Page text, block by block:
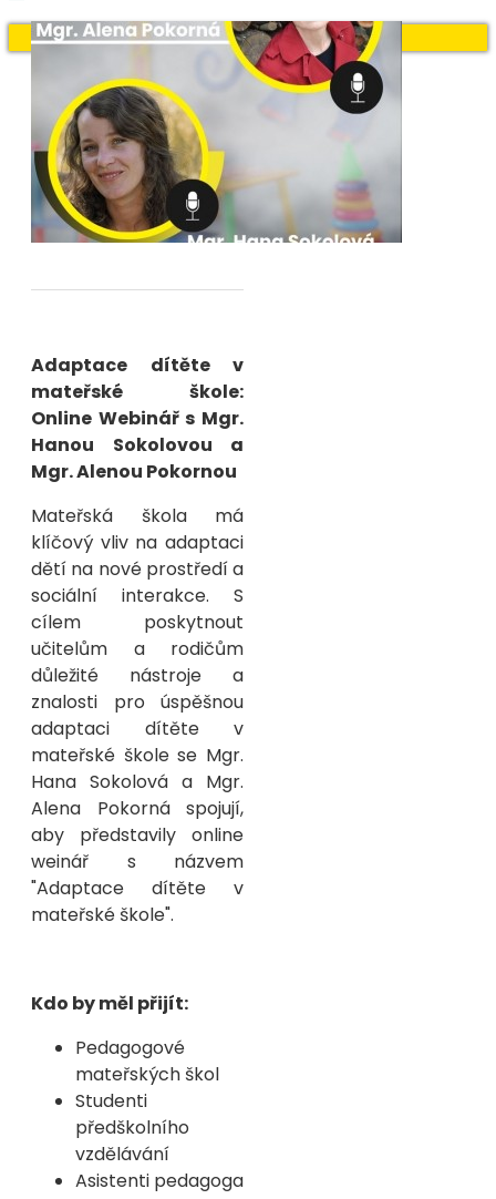
Váš nákupní košík je prázdný!
Adaptace dítěte v
mateřské škole:
Online Webinář s Mgr.
Hanou Sokolovou a
Mgr. Alenou Pokornou
Mateřská škola má
klíčový vliv na adaptaci
dětí na nové prostředí a
sociální interakce. S
cílem poskytnout
učitelům a rodičům
důležité nástroje a
znalosti pro úspěšnou
adaptaci dítěte v
mateřské škole se Mgr.
Hana Sokolová a Mgr.
Alena Pokorná spojují,
aby představily online
weinář s názvem
"Adaptace dítěte v
mateřské škole".
Kdo by měl přijít:
Pedagogové
mateřských škol
Studenti
předškolního
vzdělávání
Asistenti pedagoga